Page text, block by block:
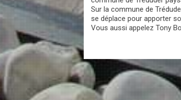
Sur la commune de
se déplace pour apporter
Vous aussi appelez Tony